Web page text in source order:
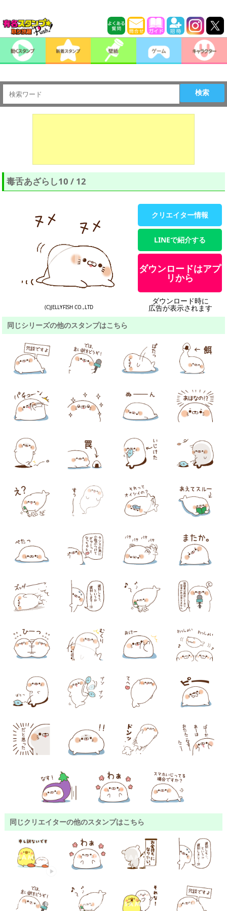
検索
毒舌あざらし10 / 12
(C)JELLYFISH CO.,LTD
クリエイター情報
LINEで紹介する
ダウンロードはアプ
リから
ダウンロード時に
広告が表示されます
同じシリーズの他のスタンプはこちら
同じクリエイターの他のスタンプはこちら